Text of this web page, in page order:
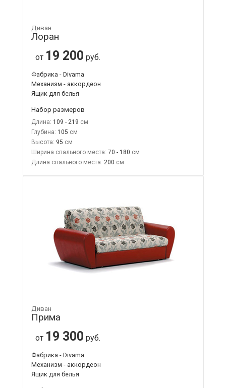
Диван
Лоран
от 19 200 руб.
Фабрика - Divama
Механизм - аккордеон
Ящик для белья
Набор размеров
Длина: 109 - 219
Глубина: 105
Высота: 95
Ширина спального места: 70 - 180
Длина спального места: 200
Диван
Прима
от 19 300 руб.
Фабрика - Divama
Механизм - аккордеон
Ящик для белья